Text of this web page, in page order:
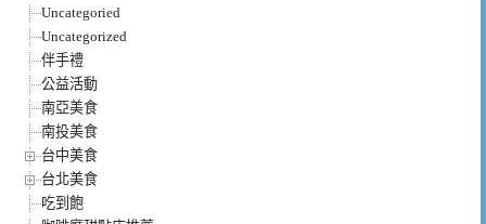
Uncategoried
Uncategorized
伴手禮
公益活動
南亞美食
南投美食
台中美食
台北美食
吃到飽